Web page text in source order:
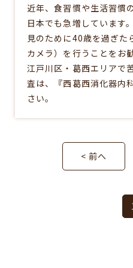
近年、食習慣や生活習慣
日本でも急増しています
見のために40歳を過ぎ
カメラ）を行うことをお
江戸川区・葛西エリアで
査は、『西葛西消化器内
さい。
< 前へ